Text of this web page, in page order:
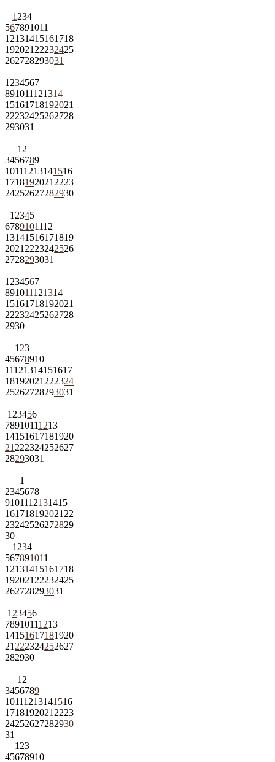
1 234
567891011
12131415161718
192021 22232425
262728293031
1 234567
891011121314
15161718192021
22232425262728
293031
1 2
3456789
10111213141516
1718192021 2223
24252627282930
1 2345
6789101112
13141516171819
2021 2223242526
2728293031
1 234567
891011121314
15161718192021
22232425262728
2930
1 23
45678910
11121314151617
18192021 222324
25262728293031
1 23456
78910111213
14151617181920
21 222324252627
28293031
1
2345678
9101112131415
161718192021 22
23242526272829
30
1 234
567891011
12131415161718
192021 22232425
262728293031
1 23456
78910111213
14151617181920
21 222324252627
282930
1 2
3456789
10111213141516
1718192021 2223
24252627282930
31
1 23
45678910